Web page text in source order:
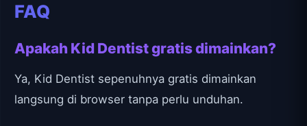
FAQ
Apakah Kid Dentist gratis dimainkan?
Ya, Kid Dentist sepenuhnya gratis dimainkan
langsung di browser tanpa perlu unduhan.